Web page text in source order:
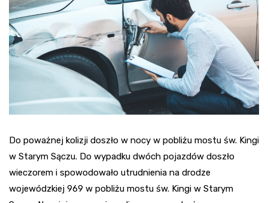
Do poważnej kolizji doszło w nocy w pobliżu mostu św. Kingi
w Starym Sączu. Do wypadku dwóch pojazdów doszło
wieczorem i spowodowało utrudnienia na drodze
wojewódzkiej 969 w pobliżu mostu św. Kingi w Starym